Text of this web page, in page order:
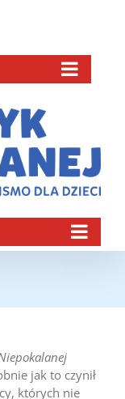
jak to czynił
których nie